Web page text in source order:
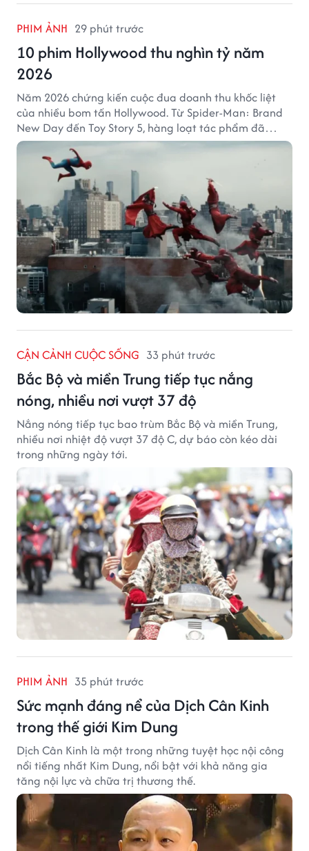
PHIM ẢNH 29 phút trước
10 phim Hollywood thu nghìn tỷ năm
2026
Năm 2026 chứng kiến cuộc đua doanh thu khốc liệt
của nhiều bom tấn Hollywood. Từ Spider-Man: Brand
New Day đến Toy Story 5, hàng loạt tác phẩm đã
mang về hàng chục nghìn tỷ đồng và tạo nên những
cột mốc đáng nhớ tại phòng vé toàn cầu.
CẬN CẢNH CUỘC SỐNG 33 phút trước
Bắc Bộ và miền Trung tiếp tục nắng
nóng, nhiều nơi vượt 37 độ
Nắng nóng tiếp tục bao trùm Bắc Bộ và miền Trung,
nhiều nơi nhiệt độ vượt 37 độ C, dự báo còn kéo dài
trong những ngày tới.
PHIM ẢNH 35 phút trước
Sức mạnh đáng nể của Dịch Cân Kinh
trong thế giới Kim Dung
Dịch Cân Kinh là một trong những tuyệt học nội công
nổi tiếng nhất Kim Dung, nổi bật với khả năng gia
tăng nội lực và chữa trị thương thế.